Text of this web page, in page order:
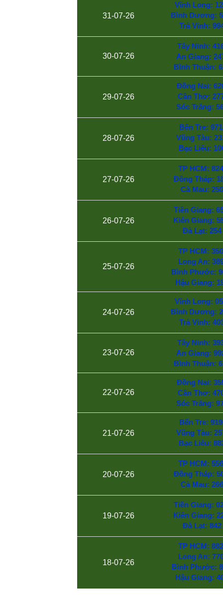
31-07-26
Vĩnh Long:
Bình Dương:
Trà Vinh:
30-07-26
Tây Ninh:
An Giang:
Bình Thuận:
29-07-26
Đồng Nai:
Cần Thơ:
Sóc Trăng:
28-07-26
Bến Tre:
Vũng Tàu:
Bạc Liêu:
27-07-26
TP HCM:
Đồng Tháp:
Cà Mau: 250
26-07-26
Tiền Giang:
Kiên Giang:
Đà Lạt: 254
25-07-26
TP HCM:
Long An:
Bình Phước:
Hậu Giang:
24-07-26
Vĩnh Long:
Bình Dương:
Trà Vinh:
23-07-26
Tây Ninh:
An Giang:
Bình Thuận:
22-07-26
Đồng Nai:
Cần Thơ:
Sóc Trăng:
21-07-26
Bến Tre:
Vũng Tàu:
Bạc Liêu:
20-07-26
TP HCM:
Đồng Tháp:
Cà Mau: 266
19-07-26
Tiền Giang:
Kiên Giang:
Đà Lạt: 842
18-07-26
TP HCM:
Long An:
Bình Phước:
Hậu Giang: